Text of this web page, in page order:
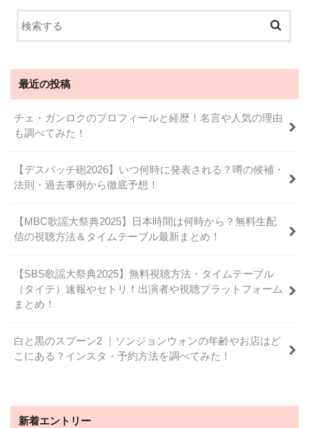
最近の投稿
チェ・ガンロクのプロフィールと経歴！名言や人気の理由
も調べてみた！
【デスパッチ砲2026】いつ何時に発表される？噂の候補・
法則・過去事例から徹底予想！
【MBC歌謡大祭典2025】日本時間は何時から？無料生配
信の視聴方法＆タイムテーブル最新まとめ！
【SBS歌謡大祭典2025】無料視聴方法・タイムテーブル
（タイテ）速報やセトリ！出演者や視聴プラットフォーム
まとめ！
白と黒のスプーン2 ｜ソンジョンウォンの年齢やお店はど
こにある？インスタ・予約方法を調べてみた！
新着エントリー